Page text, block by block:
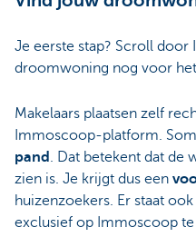
Je eerste stap? Scroll
droomwoning nog voor
Makelaars plaatsen zelf
Immoscoop-platform.
pand . Dat betekent dat de
zien is. Je krijgt dus een
huizenzoekers. Er staat
exclusief op Immoscoop te